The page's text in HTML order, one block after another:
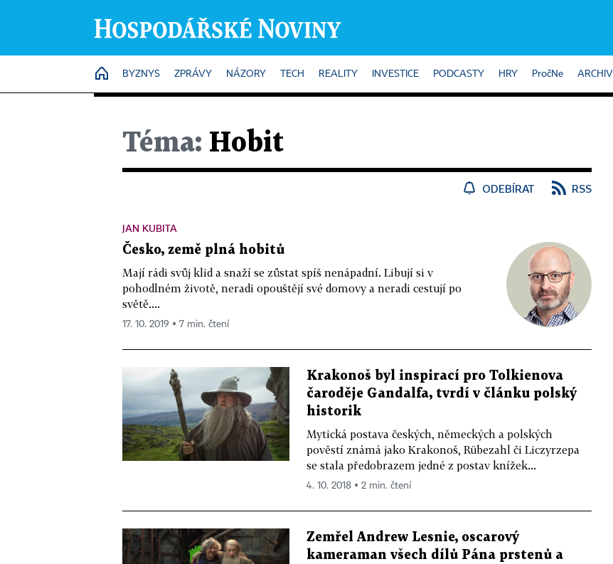
HOME
BYZNYS ZPRÁVY NÁZORY TECH REALITY INVESTICE PODCASTY HRY PročNe ARCHIV
Téma: Hobit
ODEBÍRAT RSS
JAN KUBITA
Česko, země plná hobitů
Mají rádi svůj klid a snaží se zůstat spíš nenápadní. Libují si v
pohodlném životě, neradi opouštějí své domovy a neradi cestují po
světě....
17. 10. 2019 ▪ 7 min. čtení
Krakonoš byl inspirací pro Tolkienova
čaroděje Gandalfa, tvrdí v článku polský
historik
Mytická postava českých, německých a polských
pověstí známá jako Krakonoš, Rübezahl či Liczyrzepa
se stala předobrazem jedné z postav knížek...
4. 10. 2018 ▪ 2 min. čtení
Zemřel Andrew Lesnie, oscarový
kameraman všech dílů Pána prstenů a